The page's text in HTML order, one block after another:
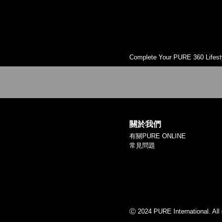
Complete Your PURE 360
關於我們
有關PURE ONLINE
常見問題
Ⓒ 2024 PURE International. All